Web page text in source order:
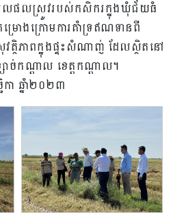
មូលផលស្រូវរបស់កសិករក្នុងឃុំជ័យធំ
រោងក្រោមការគាំទ្រឥណទានពី
វត្ថិភាពក្នុងផ្ទះសំណាញ់ ដែលស្ថិតនៅ
ច់កណ្តាល ខេត្តកណ្តាល។
ា ឆ្នាំ២០២៣